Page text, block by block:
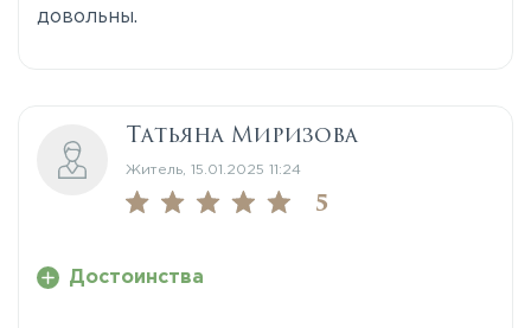
довольны.
Татьяна Миризова
Житель, 15.01.2025 11:24
5
Достоинства